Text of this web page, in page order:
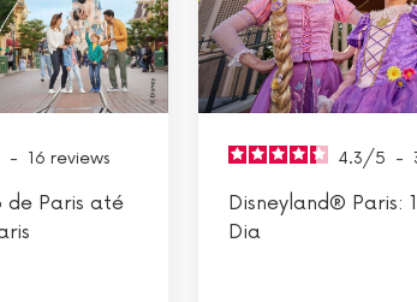
- 16 reviews
de Paris até
4.3/5 -
Disneyland® Paris:
Dia